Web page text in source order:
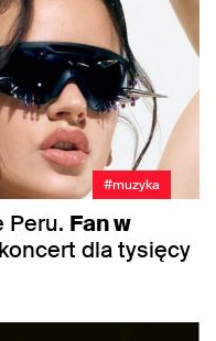
#muzyka
Peru. Fan w
dla tysięcy